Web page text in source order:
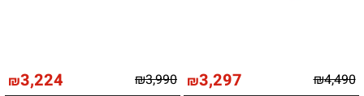
₪4,490
₪3,297
₪3,990
₪3,224